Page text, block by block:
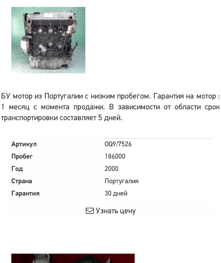
БУ мотор из Португалии с низким пробегом. Гарантия на мотор :
1 месяц с момента продажи. В зависимости от области срок
транспортировки составляет 5 дней.
Артикул
OQ9/7526
Пробег
186000
Год
2000
Страна
Португалия
Гарантия
30 дней
Узнать цену